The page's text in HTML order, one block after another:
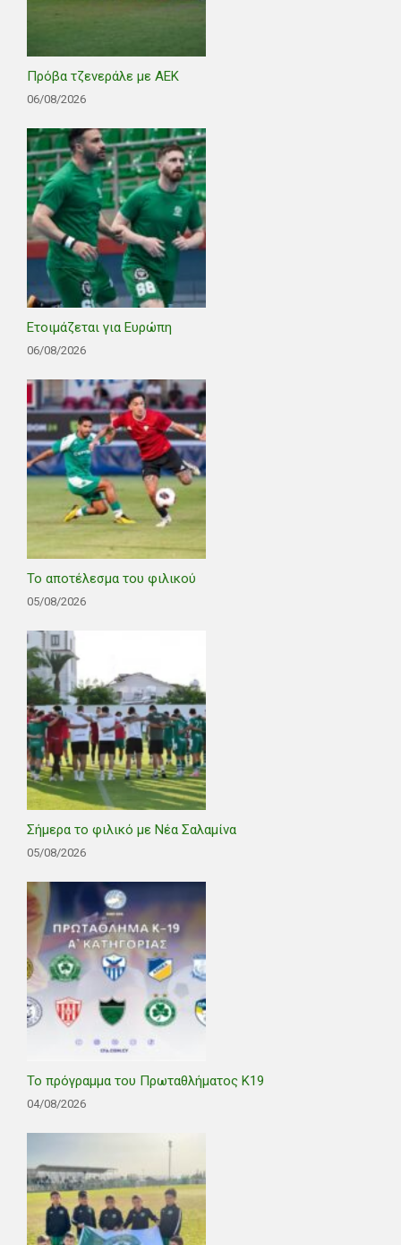
Πρόβα τζενεράλε με ΑΕΚ
06/08/2026
Ετοιμάζεται για Ευρώπη
06/08/2026
Το αποτέλεσμα του φιλικού
05/08/2026
Σήμερα το φιλικό με Νέα Σαλαμίνα
05/08/2026
Το πρόγραμμα του Πρωταθλήματος Κ19
04/08/2026